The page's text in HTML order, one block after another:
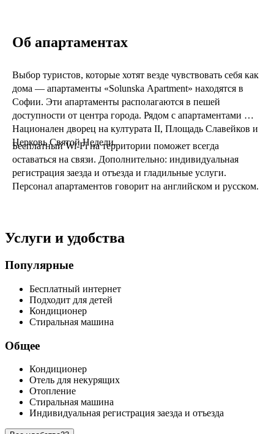
Об апартаментах
Выбор туристов, которые хотят везде чувствовать себя как
дома — апартаменты «Solunska Apartment» находятся в
Софии. Эти апартаменты располагаются в пешей
доступности от центра города. Рядом с апартаментами —
Национален дворец на културата II, Площадь Славейков и
Церковь Святой Недели.
Бесплатный Wi-Fi на территории поможет всегда
оставаться на связи. Дополнительно: индивидуальная
регистрация заезда и отъезда и гладильные услуги.
Персонал апартаментов говорит на английском и русском.
Услуги и удобства
Популярные
Бесплатный интернет
Подходит для детей
Кондиционер
Стиральная машина
Общее
Кондиционер
Отель для некурящих
Отопление
Стиральная машина
Индивидуальная регистрация заезда и отъезда